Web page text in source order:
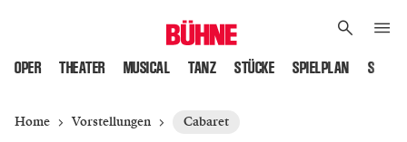
OPER THEATER MUSICAL TANZ STÜCKE SPIELPLAN
Home Vorstellungen Cabaret